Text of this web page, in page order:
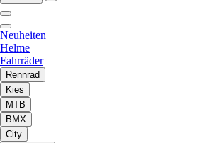
Neuheiten
Helme
Fahrräder
Rennrad
Kies
MTB
BMX
City